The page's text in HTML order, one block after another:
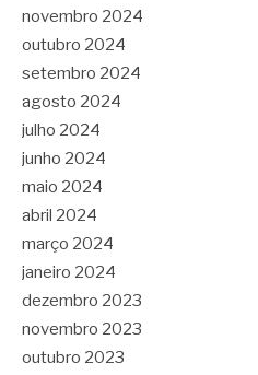
novembro 2024
outubro 2024
setembro 2024
agosto 2024
julho 2024
junho 2024
maio 2024
abril 2024
março 2024
janeiro 2024
dezembro 2023
novembro 2023
outubro 2023